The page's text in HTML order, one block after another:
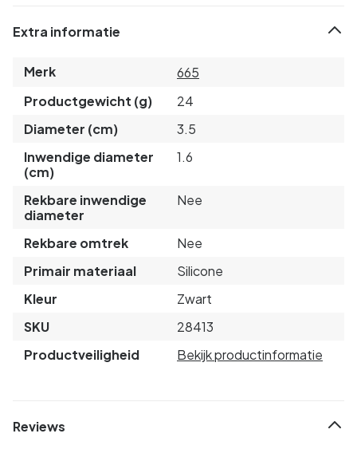
Extra informatie
Merk
665
Productgewicht (g)
24
Diameter (cm)
3.5
Inwendige diameter
(cm)
1.6
Rekbare inwendige
diameter
Nee
Rekbare omtrek
Nee
Primair materiaal
Silicone
Kleur
Zwart
SKU
28413
Productveiligheid
Bekijk productinformatie
Reviews